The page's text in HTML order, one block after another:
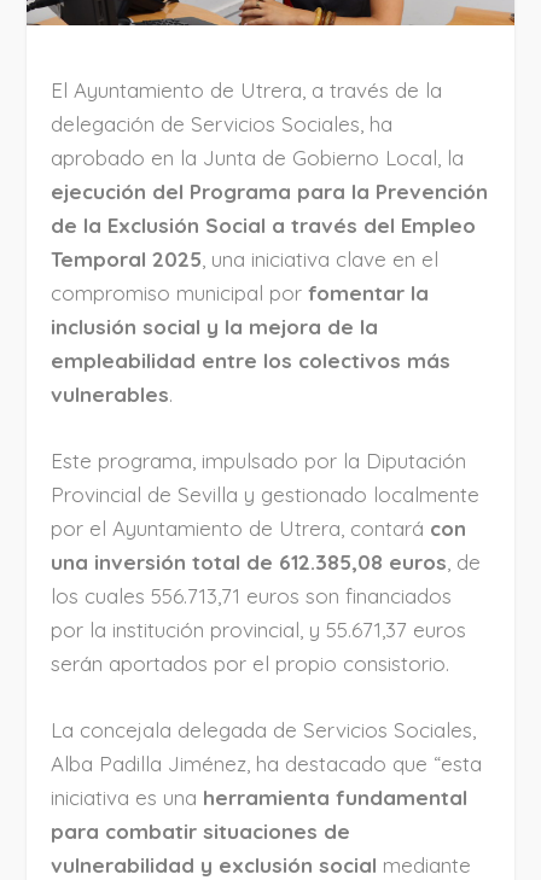
El Ayuntamiento de Utrera, a través de la
delegación de Servicios Sociales, ha
aprobado en la Junta de Gobierno Local, la
ejecución del Programa para la Prevención
de la Exclusión Social a través del Empleo
Temporal 2025 , una iniciativa clave en el
compromiso municipal por fomentar la
inclusión social y la mejora de la
empleabilidad entre los colectivos más
vulnerables.
Este programa, impulsado por la Diputación
Provincial de Sevilla y gestionado localmente
por el Ayuntamiento de Utrera, contará con
una inversión total de 612.385,08 euros , de
los cuales 556.713,71 euros son financiados
por la institución provincial, y 55.671,37 euros
serán aportados por el propio consistorio.
La concejala delegada de Servicios Sociales,
Alba Padilla Jiménez, ha destacado que “esta
iniciativa es una herramienta fundamental
para combatir situaciones de
vulnerabilidad y exclusión social mediante